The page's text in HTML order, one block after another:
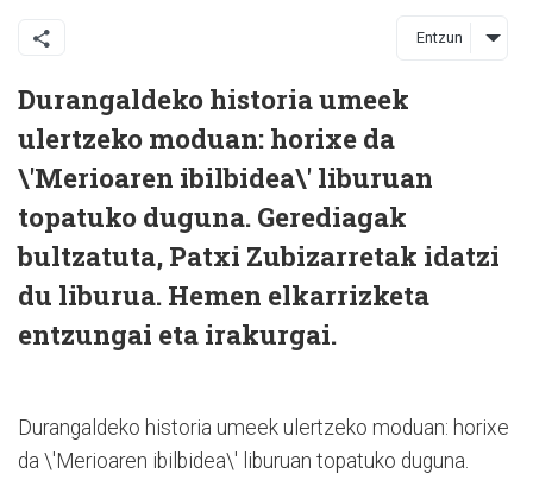
Entzun
Durangaldeko historia umeek
ulertzeko moduan: horixe da
\'Merioaren ibilbidea\' liburuan
topatuko duguna. Gerediagak
bultzatuta, Patxi Zubizarretak idatzi
du liburua. Hemen elkarrizketa
entzungai eta irakurgai.
Durangaldeko historia umeek ulertzeko moduan: horixe
da \'Merioaren ibilbidea\' liburuan topatuko duguna.